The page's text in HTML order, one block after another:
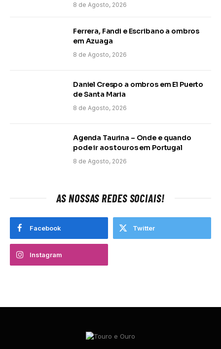
8 de Agosto, 2026
Ferrera, Fandi e Escribano a ombros
em Azuaga
8 de Agosto, 2026
Daniel Crespo a ombros em El Puerto
de Santa Maria
8 de Agosto, 2026
Agenda Taurina – Onde e quando
pode ir aos touros em Portugal
8 de Agosto, 2026
AS NOSSAS REDES SOCIAIS!
Facebook Twitter
Instagram